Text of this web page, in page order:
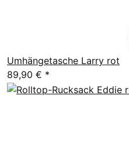
Umhängetasche Larry rot
89,90 € *